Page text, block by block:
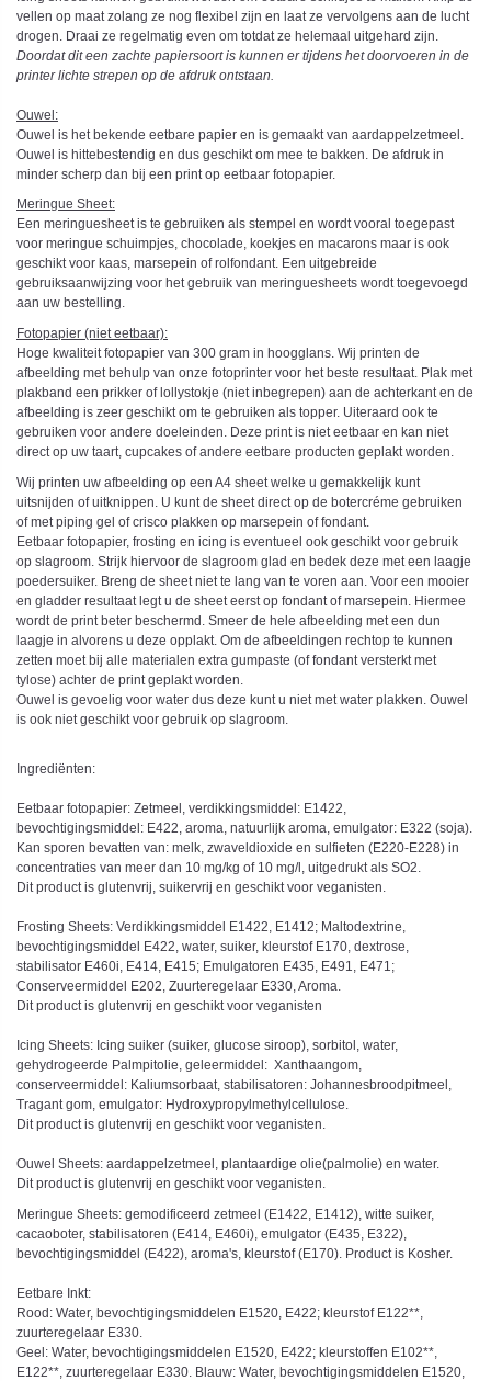
vellen op maat zolang ze nog flexibel zijn en laat ze vervolgens aan de lucht
drogen. Draai ze regelmatig even om totdat ze helemaal uitgehard zijn.
Doordat dit een zachte papiersoort is kunnen er tijdens het doorvoeren in de
printer lichte strepen op de afdruk ontstaan.
Ouwel:
Ouwel is het bekende eetbare papier en is gemaakt van aardappelzetmeel.
Ouwel is hittebestendig en dus geschikt om mee te bakken. De afdruk in
minder scherp dan bij een print op eetbaar fotopapier.
Meringue Sheet:
Een meringuesheet is te gebruiken als stempel en wordt vooral toegepast
voor meringue schuimpjes, chocolade, koekjes en macarons maar is ook
geschikt voor kaas, marsepein of rolfondant. Een uitgebreide
gebruiksaanwijzing voor het gebruik van meringuesheets wordt toegevoegd
aan uw bestelling.
Fotopapier (niet eetbaar):
Hoge kwaliteit fotopapier van 300 gram in hoogglans. Wij printen de
afbeelding met behulp van onze fotoprinter voor het beste resultaat. Plak met
plakband een prikker of lollystokje (niet inbegrepen) aan de achterkant en de
afbeelding is zeer geschikt om te gebruiken als topper. Uiteraard ook te
gebruiken voor andere doeleinden. Deze print is niet eetbaar en kan niet
direct op uw taart, cupcakes of andere eetbare producten geplakt worden.
Wij printen uw afbeelding op een A4 sheet welke u gemakkelijk kunt
uitsnijden of uitknippen. U kunt de sheet direct op de botercréme gebruiken
of met piping gel of crisco plakken op marsepein of fondant.
Eetbaar fotopapier, frosting en icing is eventueel ook geschikt voor gebruik
op slagroom. Strijk hiervoor de slagroom glad en bedek deze met een laagje
poedersuiker. Breng de sheet niet te lang van te voren aan. Voor een mooier
en gladder resultaat legt u de sheet eerst op fondant of marsepein. Hiermee
wordt de print beter beschermd. Smeer de hele afbeelding met een dun
laagje in alvorens u deze opplakt. Om de afbeeldingen rechtop te kunnen
zetten moet bij alle materialen extra gumpaste (of fondant versterkt met
tylose) achter de print geplakt worden.
Ouwel is gevoelig voor water dus deze kunt u niet met water plakken. Ouwel
is ook niet geschikt voor gebruik op slagroom.
Ingrediënten:
Eetbaar fotopapier: Zetmeel, verdikkingsmiddel: E1422,
bevochtigingsmiddel: E422, aroma, natuurlijk aroma, emulgator: E322 (soja).
Kan sporen bevatten van: melk, zwaveldioxide en sulfieten (E220-E228) in
concentraties van meer dan 10 mg/kg of 10 mg/l, uitgedrukt als SO2.
Dit product is glutenvrij, suikervrij en geschikt voor veganisten.
Frosting Sheets: Verdikkingsmiddel E1422, E1412; Maltodextrine,
bevochtigingsmiddel E422, water, suiker, kleurstof E170, dextrose,
stabilisator E460i, E414, E415; Emulgatoren E435, E491, E471;
Conserveermiddel E202, Zuurteregelaar E330, Aroma.
Dit product is glutenvrij en geschikt voor veganisten
Icing Sheets: Icing suiker (suiker, glucose siroop), sorbitol, water,
gehydrogeerde Palmpitolie, geleermiddel: Xanthaangom,
conserveermiddel: Kaliumsorbaat, stabilisatoren: Johannesbroodpitmeel,
Tragant gom, emulgator: Hydroxypropylmethylcellulose.
Dit product is glutenvrij en geschikt voor veganisten.
Ouwel Sheets: aardappelzetmeel, plantaardige olie(palmolie) en water.
Dit product is glutenvrij en geschikt voor veganisten.
Meringue Sheets: gemodificeerd zetmeel (E1422, E1412), witte suiker,
cacaoboter, stabilisatoren (E414, E460i), emulgator (E435, E322),
bevochtigingsmiddel (E422), aroma's, kleurstof (E170). Product is Kosher.
Eetbare Inkt:
Rood: Water, bevochtigingsmiddelen E1520, E422; kleurstof E122**,
zuurteregelaar E330.
Geel: Water, bevochtigingsmiddelen E1520, E422; kleurstoffen E102**,
E122**, zuurteregelaar E330. Blauw: Water, bevochtigingsmiddelen E1520,